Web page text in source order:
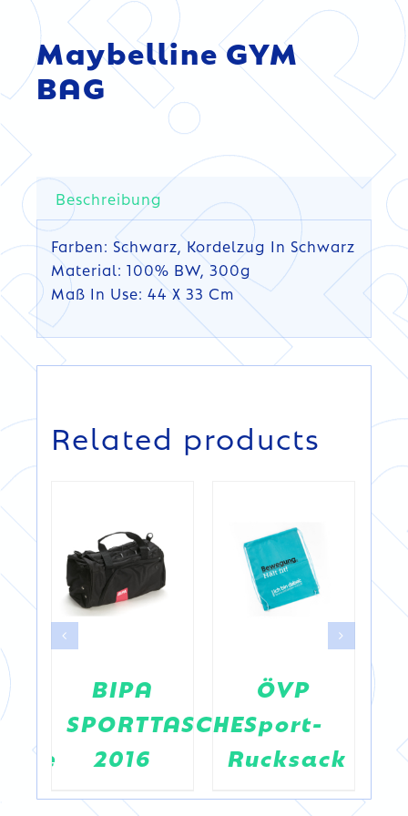
Maybelline GYM
BAG
Beschreibung
Farben: Schwarz, Kordelzug In Schwarz
Material: 100% BW, 300g
Maß In Use: 44 X 33 Cm
Related products
BIPA
SPORTTASCHE
2016
ÖVP
Sport-
Rucksack